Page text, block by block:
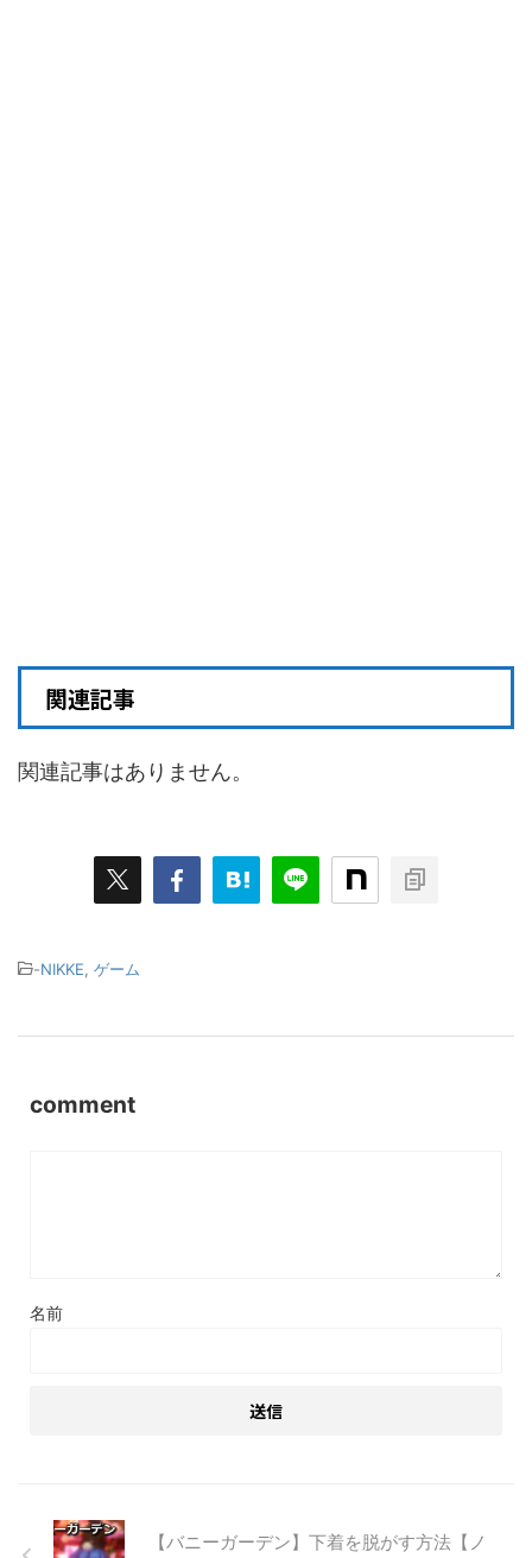
関連記事
関連記事はありません。
-NIKKE ゲーム
comment
名前
【バニーガーデン】下着を脱がす方法【ノ